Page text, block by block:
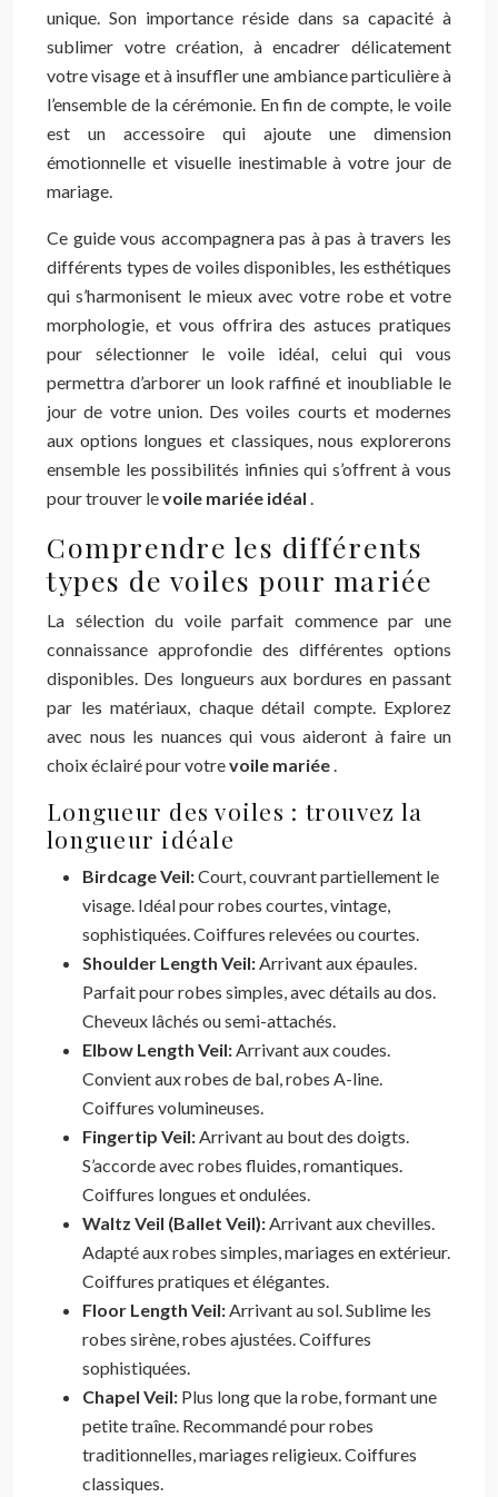
unique. Son importance réside dans sa capacité à
sublimer votre création, à encadrer délicatement
votre visage et à insuffler une ambiance particulière à
l’ensemble de la cérémonie. En fin de compte, le voile
est un accessoire qui ajoute une dimension
émotionnelle et visuelle inestimable à votre jour de
mariage.
Ce guide vous accompagnera pas à pas à travers les
différents types de voiles disponibles, les esthétiques
qui s’harmonisent le mieux avec votre robe et votre
morphologie, et vous offrira des astuces pratiques
pour sélectionner le voile idéal, celui qui vous
permettra d’arborer un look raffiné et inoubliable le
jour de votre union. Des voiles courts et modernes
aux options longues et classiques, nous explorerons
ensemble les possibilités infinies qui s’offrent à vous
pour trouver levoile mariée idéal .
Comprendre les différents
types de voiles pour mariée
La sélection du voile parfait commence par une
connaissance approfondie des différentes options
disponibles. Des longueurs aux bordures en passant
par les matériaux, chaque détail compte. Explorez
avec nous les nuances qui vous aideront à faire un
choix éclairé pour votrevoile mariée.
Longueur des voiles : trouvez la
longueur idéale
Birdcage Veil:Court, couvrant partiellement le
visage. Idéal pour robes courtes, vintage,
sophistiquées. Coiffures relevées ou courtes.
Shoulder Length Veil:Arrivant aux épaules.
Parfait pour robes simples, avec détails au dos.
Cheveux lâchés ou semi-attachés.
Elbow Length Veil:Arrivant aux coudes.
Convient aux robes de bal, robes A-line.
Coiffures volumineuses.
Fingertip Veil:Arrivant au bout des doigts.
S’accorde avec robes fluides, romantiques.
Coiffures longues et ondulées.
Waltz Veil (Ballet Veil):Arrivant aux chevilles.
Adapté aux robes simples, mariages en extérieur.
Coiffures pratiques et élégantes.
Floor Length Veil:Arrivant au sol. Sublime les
robes sirène, robes ajustées. Coiffures
sophistiquées.
Chapel Veil: Plus long que la robe, formant une
petite traîne. Recommandé pour robes
traditionnelles, mariages religieux. Coiffures
classiques.